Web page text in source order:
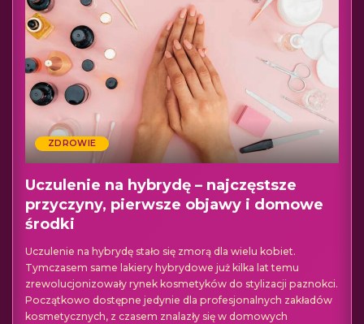
ZDROWIE
Uczulenie na hybrydę – najczęstsze
przyczyny, pierwsze objawy i domowe
środki
Uczulenie na hybrydę stało się zmorą dla wielu kobiet.
Tymczasem same lakiery hybrydowe już kilka lat temu
zrewolucjonizowały rynek kosmetyków do stylizacji paznokci.
Początkowo dostępne jedynie dla profesjonalnych zakładów
kosmetycznych, z czasem znalazły się w domowych